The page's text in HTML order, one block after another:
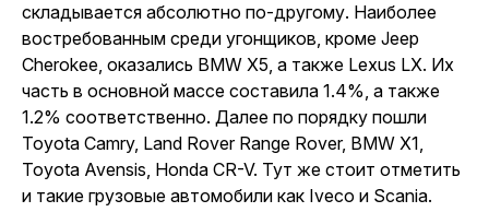
складывается абсолютно по-другому. Наиболее
востребованным среди угонщиков, кроме Jeep
Cherokee, оказались BMW X5, а также Lexus LX. Их
часть в основной массе составила 1.4%, а также
1.2% соответственно. Далее по порядку пошли
Toyota Camry, Land Rover Range Rover, BMW X1,
Toyota Avensis, Honda CR-V. Тут же стоит отметить
и такие грузовые автомобили как Iveco и Scania.